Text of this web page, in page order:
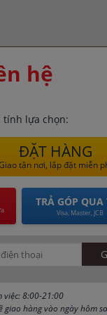
hệ
tính lựa chọn:
ĐẶT HÀNG
tận nơi, lắp đặt miễn
TRẢ GÓP QUA
Visa, Master, JCB
việc: 8:00-21:00
giao hàng vào ngày hôm